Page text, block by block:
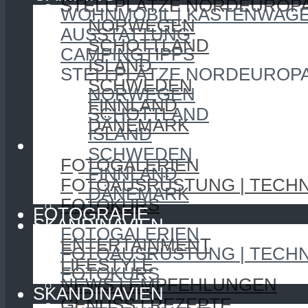
STELLPLÄTZE
NORWEGEN
SCHOTTLAND
ISLAND
SCHWEDEN
FINNLAND
DÄNEMARK
FOTOGRAFIE
FOTOGALERIEN
FOTOAUSRÜSTUNG |
FOTOKURS
SKANDINAVIEN
ENTERTAINMENT
LIFESTYLE
NEWS | EMPFEHLUNGEN
WOHNMOBIL |
AUSSTATTUNG
CAMPINGTIPPS
STELLPLÄTZE
NORWEGEN
SCHOTTLAND
ISLAND
SCHWEDEN
FINNLAND
DÄNEMARK
FOTOGRAFIE
FOTOGALERIEN
FOTOAUSRÜSTUNG |
FOTOKURS
SKANDINAVIEN